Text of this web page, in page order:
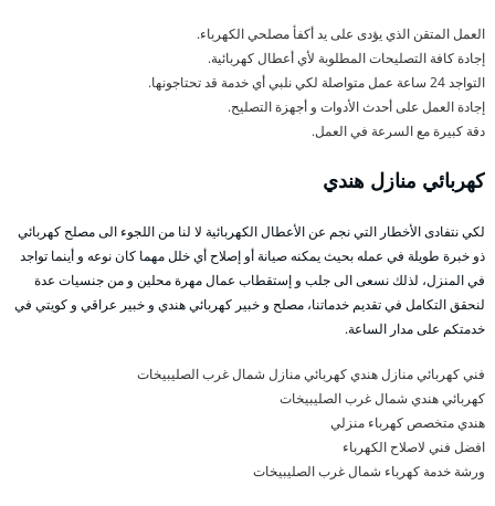
العمل المتقن الذي يؤدى على يد أكفأ مصلحي الكهرباء.
إجادة كافة التصليحات المطلوبة لأي أعطال كهربائية.
التواجد 24 ساعة عمل متواصلة لكي نلبي أي خدمة قد تحتاجونها.
إجادة العمل على أحدث الأدوات و أجهزة التصليح.
دقة كبيرة مع السرعة في العمل.
كهربائي منازل هندي
لكي نتفادى الأخطار التي نجم عن الأعطال الكهربائية لا لنا من اللجوء الى مصلح كهربائي
ذو خبرة طويلة في عمله بحيث يمكنه صيانة أو إصلاح أي خلل مهما كان نوعه و أينما تواجد
في المنزل، لذلك نسعى الى جلب و إستقطاب عمال مهرة محلين و من جنسيات عدة
لنحقق التكامل في تقديم خدماتنا، مصلح و خبير كهربائي هندي و خبير عراقي و كويتي في
خدمتكم على مدار الساعة.
فني كهربائي منازل هندي كهربائي منازل شمال غرب الصليبيخات
كهربائي هندي شمال غرب الصليبيخات
هندي متخصص كهرباء منزلي
افضل فني لاصلاح الكهرباء
ورشة خدمة كهرباء شمال غرب الصليبيخات